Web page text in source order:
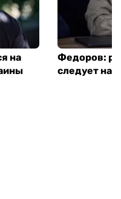
на
Федоров:
следует